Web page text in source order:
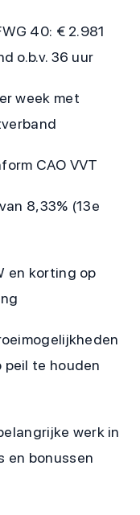
40: € 2.981
o.b.v. 36 uur
week met
CAO VVT
8,33% (13e
en korting op
peil te houden
werk in
en bonussen